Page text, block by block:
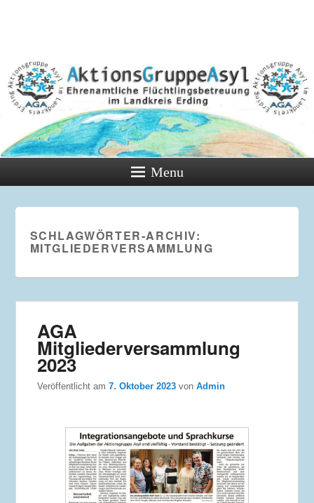
Menu
SCHLAGWÖRTER-ARCHIV:
MITGLIEDERVERSAMMLUNG
AGA
Mitgliederversammlung
2023
Veröffentlicht am7. Oktober 2023 vonAdmin